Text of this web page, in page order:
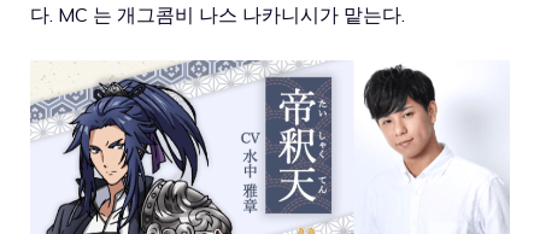
다. MC 는 개그콤비 나스 나카니시가 맡는다.